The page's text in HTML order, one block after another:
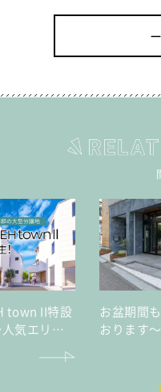
town II特設
気エリア
お盆期間
おります